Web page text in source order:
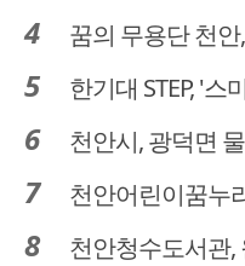
꿈의 무용단 천안, 전
한기대 STEP, '스마
천안시, 광덕면 물놀
천안어린이꿈누리터,
천안청수도서관, 원어민